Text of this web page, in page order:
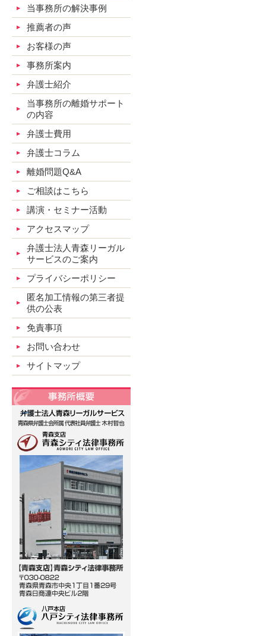
当事務所の解決事例
推薦者の声
お客様の声
事務所案内
弁護士紹介
当事務所の離婚サポート
の内容
弁護士費用
弁護士コラム
離婚問題Q&A
ご相談はこちら
講演・セミナー活動
アクセスマップ
弁護士法人青森リーガル
サービスのご案内
プライバシーポリシー
匿名加工情報の第三者提
供の公表
免責事項
お問い合わせ
サイトマップ